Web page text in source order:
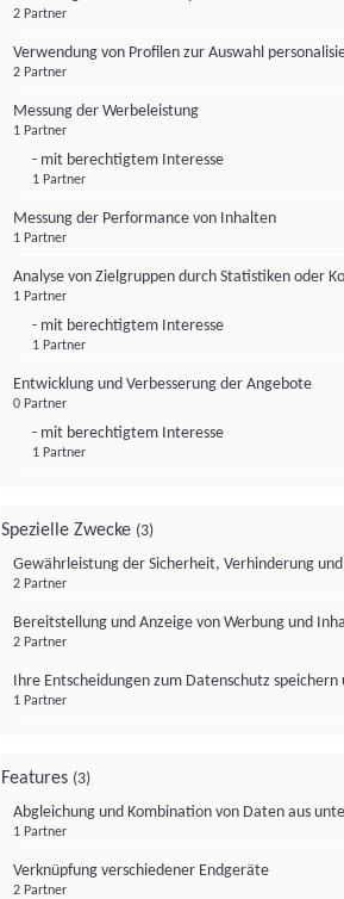
2 Partner
Verwendung von Profilen zur Auswahl
2 Partner
Messung der Werbeleistung
1 Partner
- mit berechtigtem Interesse
1 Partner
Messung der Performance von Inhalten
1 Partner
Analyse von Zielgruppen durch Statistiken oder
1 Partner
- mit berechtigtem Interesse
1 Partner
Entwicklung und Verbesserung der Angebote
0 Partner
- mit berechtigtem Interesse
1 Partner
Spezielle Zwecke (3)
Gewährleistung der Sicherheit, Verhinderung
2 Partner
Bereitstellung und Anzeige von Werbung und
2 Partner
Ihre Entscheidungen zum Datenschutz
1 Partner
Features (3)
Abgleichung und Kombination von Daten aus
1 Partner
Verknüpfung verschiedener Endgeräte
2 Partner